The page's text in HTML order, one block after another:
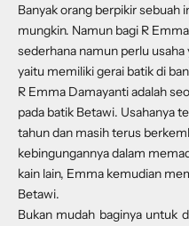
Banyak orang berpikir sebuah
mungkin. Namun bagi R
sederhana namun perlu
yaitu memiliki gerai batik di
R Emma Damayanti adalah
pada batik Betawi. Usahanya
tahun dan masih terus
kebingungannya dalam
kain lain, Emma kemudian
Betawi.
Bukan mudah baginya untuk